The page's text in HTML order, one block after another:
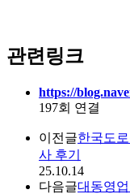
관련링크
https://
197회 연결
이전글한국도
사 후기
25.10.14
다음글대동영